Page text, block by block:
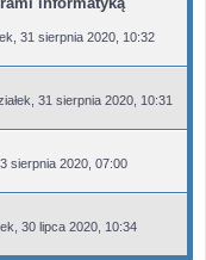
31 sierpnia 2020, 10:32
31 sierpnia 2020, 10:31
sierpnia 2020, 07:00
30 lipca 2020, 10:34